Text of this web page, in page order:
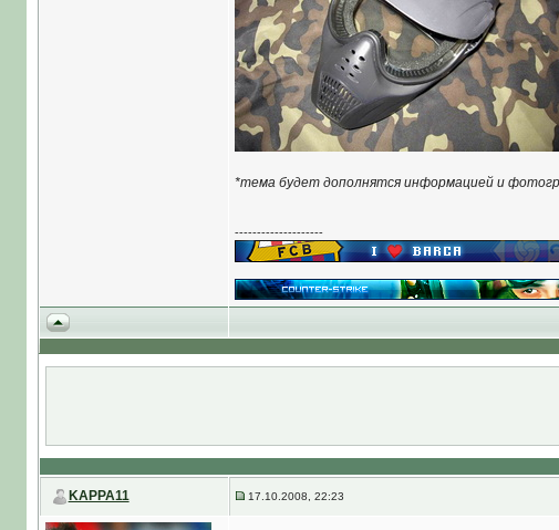
*тема будет дополнятся информацией и
--------------------
KAPPA11 17.10.2008, 22:23